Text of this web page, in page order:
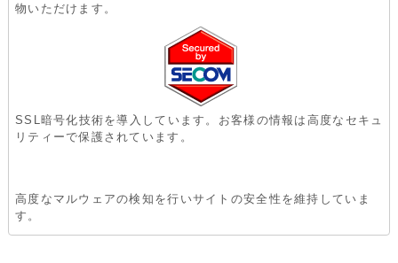
物いただけます。
SSL暗号化技術を導入しています。お客様の情報は高度なセキュ
リティーで保護されています。
高度なマルウェアの検知を行いサイトの安全性を維持していま
す。